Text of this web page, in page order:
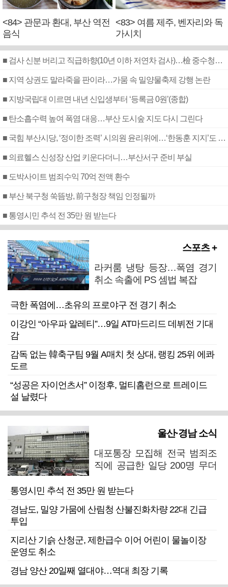
<84> 관문과 환대, 부산 역전
음식
<83> 여름 제주, 벤자리와 독
가시치
■ 검사 신분 버리고 직급하향(10년 이하 저연차 검사)…檢 중수청행 기피
■ 지역 상권도 말라죽을 판이라…가뭄 속 밀양물축제 강행 논란
■ 지방국립대 이르면 내년 신입생부터 ‘등록금 0원’(종합)
■ 탄소흡수력 높여 폭염 대응…부산 도시숲 지도 다시 그린다
■ 국힘 부산시당, ‘정이한 조력’ 시의원 윤리위에…‘한동훈 지지’도 신고접수
■ 의료헬스 신성장 산업 키운다더니…부산서구 준비 부실
■ 도박사이트 범죄수익 70억 전액 환수
■ 부산 북구청 쑥뜸방, 前구청장 책임 인정될까
■ 통영시민 추석 전 35만 원 받는다
스포츠 +
라커룸 냉탕 등장…폭염 경기
취소 속출에 PS 셈법 복잡
극한 폭염에…초유의 프로야구 전 경기 취소
이강인 “아우파 알레티”…9일 AT마드리드 데뷔전 기대
감
감독 없는 韓축구팀 9월 A매치 첫 상대, 랭킹 25위 에콰
도르
“성공은 자이언츠서” 이정후, 멀티홈런으로 트레이드
설 날렸다
울산·경남 소식
대포통장 모집해 전국 범죄조
직에 공급한 일당 200명 무더
통영시민 추석 전 35만 원 받는다
경남도, 밀양 가뭄에 산림청 산불진화차량 22대 긴급
투입
지리산 기슭 산청군, 제한급수 이어 어린이 물놀이장
운영도 취소
경남 양산 20일째 열대야…역대 최장 기록